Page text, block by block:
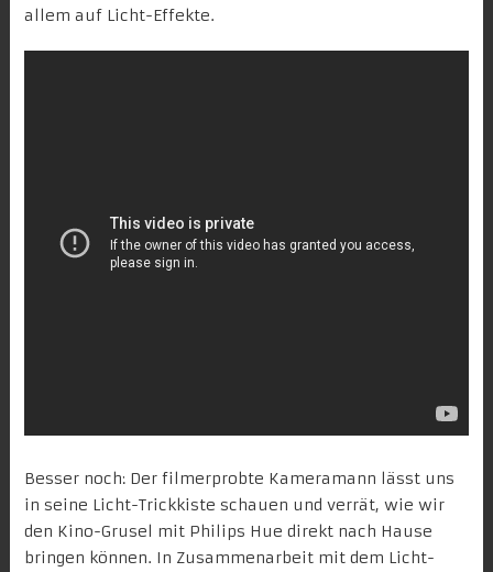
allem auf Licht-Effekte.
Besser noch: Der filmerprobte Kameramann lässt uns
in seine Licht-Trickkiste schauen und verrät, wie wir
den Kino-Grusel mit Philips Hue direkt nach Hause
bringen können. In Zusammenarbeit mit dem Licht-